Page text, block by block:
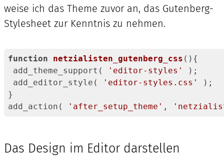
weise ich das Theme zuvor an, das Gutenberg-
Stylesheet zur Kenntnis zu nehmen.
function netzialisten_gutenberg_css ( ) {
add_theme_support(
'editor-styles'
);
add_editor_style(
'editor-styles.css'
}
add_action(
'after_setup_theme' ,
(javascript)
Das Design im Editor darstellen